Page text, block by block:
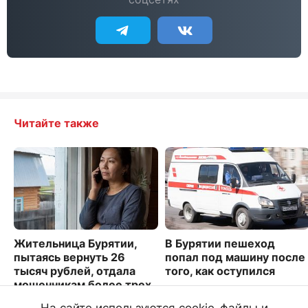
Читайте также
Жительница Бурятии,
пытаясь вернуть 26
тысяч рублей, отдала
мошенникам более трех
В Бурятии пешеход
попал под машину после
того, как оступился